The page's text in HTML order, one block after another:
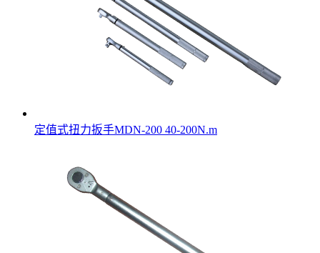
定值式扭力扳手MDN-200 40-200N.m